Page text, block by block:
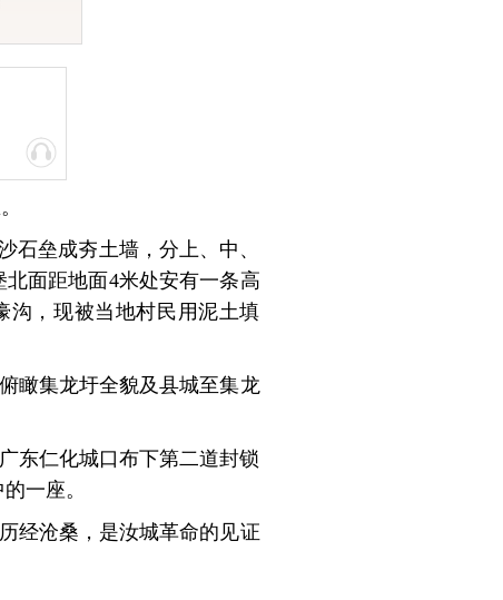
石垒成夯土墙，分上、中、
面距地面4米处安有一条高
沟，现被当地村民用泥土填
瞰集龙圩全貌及县城至集龙
东仁化城口布下第二道封锁
一座。
经沧桑，是汝城革命的见证